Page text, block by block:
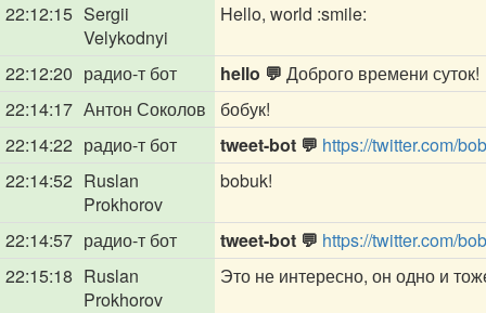
22:12:15 Sergii
Velykodnyi
Hello, world :smile:
22:12:20 радио-т бот hello 💬 Доброго времени суток!
22:14:17 Антон Соколов
бобук!
22:14:22 радио-т бот tweet-bot 💬 https://twitter.com/
22:14:52 Ruslan
Prokhorov
bobuk!
22:14:57 радио-т бот tweet-bot 💬 https://twitter.com/
22:15:18 Ruslan
Prokhorov
Это не интересно, он одно и